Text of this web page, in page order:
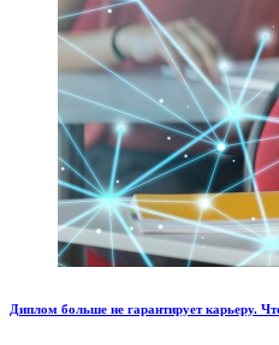
Диплом больше не гарантирует карьеру.